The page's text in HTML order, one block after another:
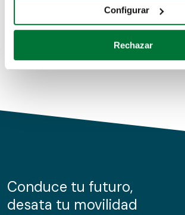
Identificar su dispositivo
para buscar características
Obtenga más información sobre cómo
de cookies.
información sobre el uso que haga del
nuestros partners de redes sociales,
Configurar
Rechazar
Conduce tu futuro,
desata tu movilidad